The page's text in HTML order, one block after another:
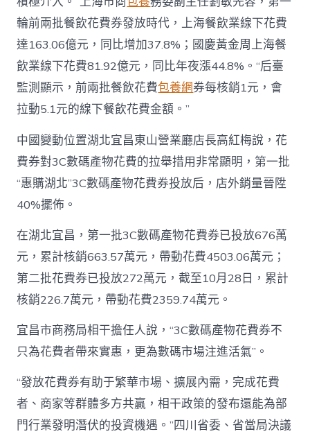
輪前兩批餐飲花費券發放時代，上海餐飲業線下花費
達163.06億元，同比增加37.8%；國慶黃金周上海餐
飲業線下花費81.92億元，同比年夜漲44.8%。“后臺
監測顯示，前兩批餐飲花費包養網券每核銷1元，會
拉動5.1元的線下餐飲花費金額。”
中國變動位置湖北宜昌東山營業廳店長高紅梅說，花
費券對3C數碼產物花費的拉舉措用非常顯明，第一批
“惠購湖北”3C數碼產物花費券投放后，店外銷量晉陞
40%擺佈。
在湖北宜昌，第一批3C數碼產物花費券已投放676萬
元，累計核銷663.57萬元，帶動花費4503.06萬元；
第二批花費券已投放272萬元，截至10月28日，累計
核銷226.7萬元，帶動花費2359.74萬元。
宜昌市商務局相干擔任人說，“3C數碼產物花費券不
只為花費者帶來實惠，更為數碼市場注進活氣”。
“發放花費券有助于繁華市場、擴展內需，完成花費
者、商家等群體多方共贏，相干政策的發布還能為部
門行業發明潛伏的投資機遇。”四川省委、省當局決議